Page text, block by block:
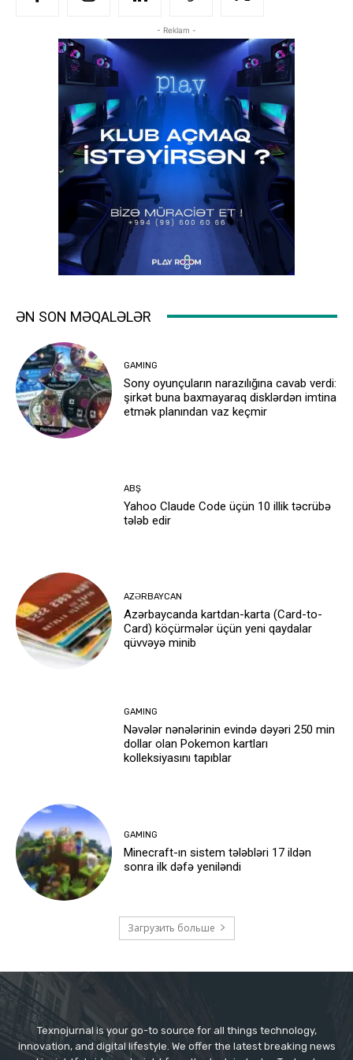
- Reklam -
ƏN SON MƏQALƏLƏR
GAMING
Sony oyunçuların narazılığına cavab verdi:
şirkət buna baxmayaraq disklərdən imtina
etmək planından vaz keçmir
ABŞ
Yahoo Claude Code üçün 10 illik təcrübə
tələb edir
AZƏRBAYCAN
Azərbaycanda kartdan-karta (Card-to-
Card) köçürmələr üçün yeni qaydalar
qüvvəyə minib
GAMING
Nəvələr nənələrinin evində dəyəri 250 min
dollar olan Pokemon kartları
kolleksiyasını tapıblar
GAMING
Minecraft-ın sistem tələbləri 17 ildən
sonra ilk dəfə yeniləndi
Загрузить больше
Texnojurnal is your go-to source for all things technology,
innovation, and digital lifestyle. We offer the latest breaking news